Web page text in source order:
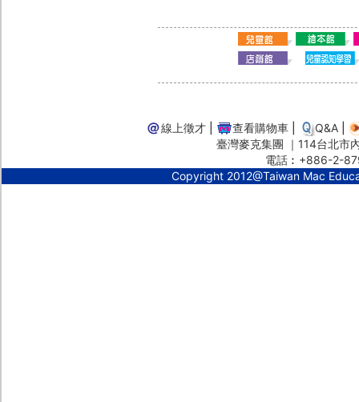
線上徵才 查看購物車 Q&A
臺灣麥克集團 ｜114台北
電話︰+886-2-
Copyright 2012@Taiwan Mac